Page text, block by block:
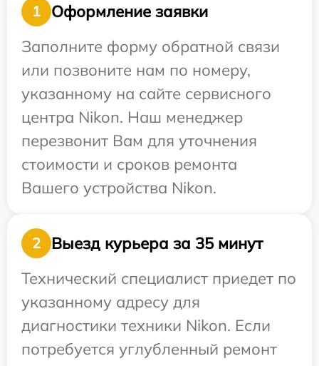
1
Оформление заявки
Заполните форму обратной связи
или позвоните нам по номеру,
указанному на сайте сервисного
центра Nikon. Наш менеджер
перезвонит Вам для уточнения
стоимости и сроков ремонта
Вашего устройства Nikon.
2
Выезд курьера за 35 минут
Технический специалист приедет по
указанному адресу для
диагностики техники Nikon. Если
потребуется углубленный ремонт